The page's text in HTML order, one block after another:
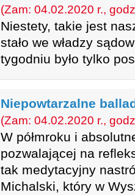
(Zam: 04.02.2020 r.,
Niestety, takie jest
stało we władzy
tygodniu było tylko
Niepowtarzalne
(Zam: 04.02.2020 r.,
W półmroku i
pozwalającej na
tak medytacyjny
Michalski, który w